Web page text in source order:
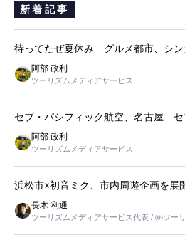
新着記事
待ってたぜ夏休み グルメ都市、シン
阿部 政利
ツーリズムメディアサービス
セブ・パシフィック航空、名古屋―
阿部 政利
ツーリズムメディアサービス
浜松市×初音ミク、市内周遊企画を
長木 利通
ツーリズムメディアサービス代表 / ㈱ツー